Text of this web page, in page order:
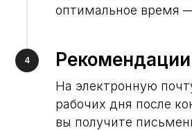
оптимальное время
4 Рекомендации
На электронную
рабочих дня после
вы получите